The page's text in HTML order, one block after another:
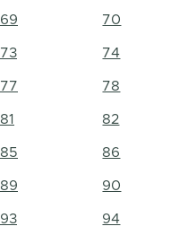
69 70
73 74
77 78
81 82
85 86
89 90
93 94